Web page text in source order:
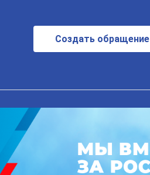
Создать обращение